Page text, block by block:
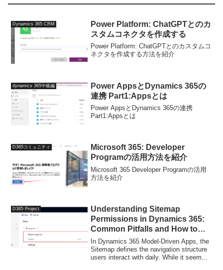
Dynamics 365 CRM
Power Platform: ChatGPTとのカ
スタムコネクタを作成する
Power Platform: ChatGPTとのカスタムコ
ネクタを作成する方法を紹介
dynamics 365中級編
Power AppsとDynamics 365の
連携 Part1:Appsとは
Power AppsとDynamics 365の連携
Part1:Appsとは
D365コミュニティ
Microsoft 365: Developer
Programの活用方法を紹介
Microsoft 365 Developer Programの活用
方法を紹介
D365 Project
Understanding Sitemap
Permissions in Dynamics 365:
Common Pitfalls and How to
Avoid Them
In Dynamics 365 Model-Driven Apps, the
Sitemap defines the navigation structure
users interact with daily. While it seem...